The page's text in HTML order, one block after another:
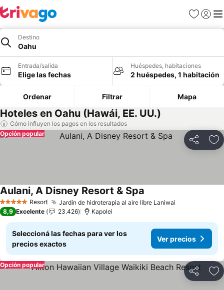
Favoritos
Iniciar
Destino
Oahu
Entrada/salida
Elige las fechas
Huéspedes, habitaciones
2 huéspedes, 1 habitación
Ordenar Filtrar Mapa
Hoteles en Oahu (Hawái, EE. UU.)
Cómo influyen los pagos en los resultados
Compartir
Opción popular
5 Estrellas Resort Jardín de hidroterapia al aire libre Laniwai
Aulani, A Disney Resort & Spa
8,9 Excelente 23.426 Kapolei
Seleccioná las fechas para ver los
precios exactos
Ver precios
Compartir
Opción popular